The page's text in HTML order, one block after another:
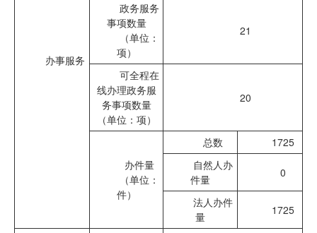
办事服务
政务服务
事项数量
（单位：
项）
21
可全程在
线办理政务服
务事项数量
（单位：项）
20
办件量
（单位：
件）
总数
1725
自然人办
件量
0
法人办件
量
1725